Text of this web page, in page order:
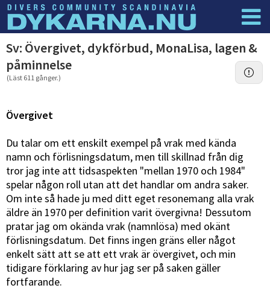
Dyknyheter Logga in
Sv: Övergivet, dykförbud, MonaLisa, lagen &
påminnelse
(Läst 611 gånger.)
Övergivet
Du talar om ett enskilt exempel på vrak med kända
namn och förlisningsdatum, men till skillnad från dig
tror jag inte att tidsaspekten "mellan 1970 och 1984"
spelar någon roll utan att det handlar om andra saker.
Om inte så hade ju med ditt eget resonemang alla vrak
äldre än 1970 per definition varit övergivna! Dessutom
pratar jag om okända vrak (namnlösa) med okänt
förlisningsdatum. Det finns ingen gräns eller något
enkelt sätt att se att ett vrak är övergivet, och min
tidigare förklaring av hur jag ser på saken gäller
fortfarande.